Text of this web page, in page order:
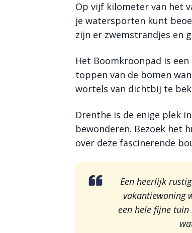
Op vijf kilometer van het
je watersporten kunt
zijn er zwemstrandjes en
Het Boomkroonpad is
toppen van de bomen
wortels van dichtbij te
Drenthe is de enige plek
bewonderen. Bezoek het
over deze fascinerende
Een heerlijk
vakantiewoning
een hele fijne